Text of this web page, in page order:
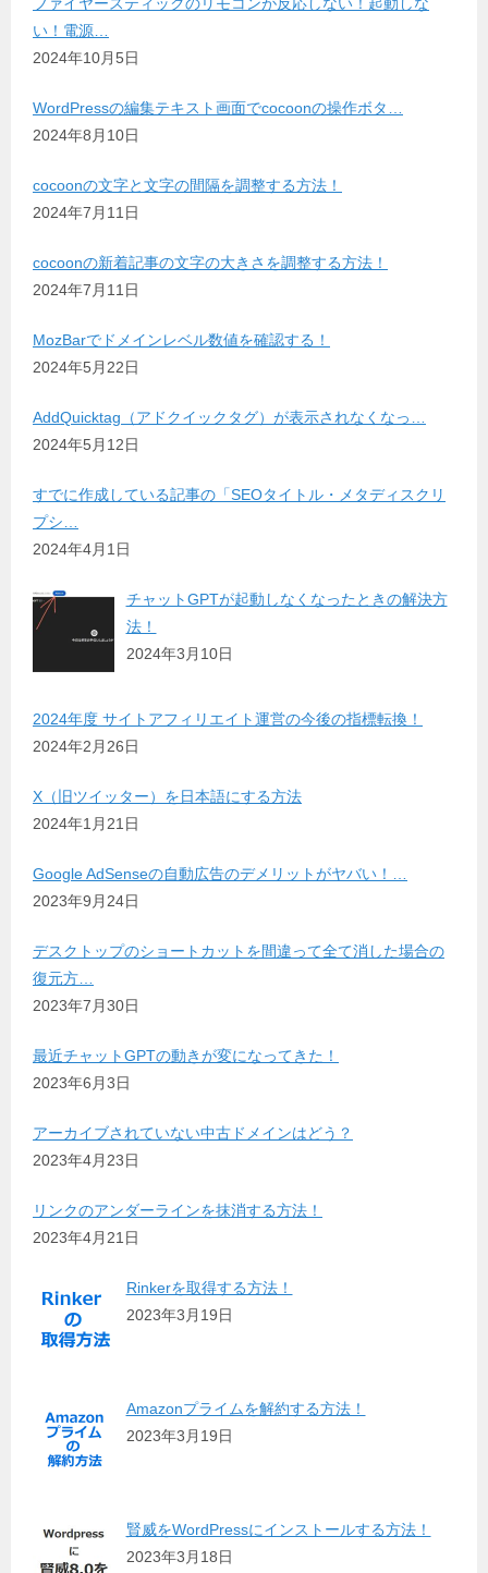
い！電源…
2024年10月5日
WordPressの編集テキスト画面でcocoonの操作ボタ…
2024年8月10日
cocoonの文字と文字の間隔を調整する方法！
2024年7月11日
cocoonの新着記事の文字の大きさを調整する方法！
2024年7月11日
MozBarでドメインレベル数値を確認する！
2024年5月22日
AddQuicktag（アドクイックタグ）が表示されなくなっ…
2024年5月12日
すでに作成している記事の「SEOタイトル・メタディスクリ
プシ…
2024年4月1日
チャットGPTが起動しなくなったときの解決方
法！
2024年3月10日
2024年度 サイトアフィリエイト運営の今後の指標転換！
2024年2月26日
X（旧ツイッター）を日本語にする方法
2024年1月21日
Google AdSenseの自動広告のデメリットがヤバい！…
2023年9月24日
デスクトップのショートカットを間違って全て消した場合の
復元方…
2023年7月30日
最近チャットGPTの動きが変になってきた！
2023年6月3日
アーカイブされていない中古ドメインはどう？
2023年4月23日
リンクのアンダーラインを抹消する方法！
2023年4月21日
Rinkerを取得する方法！
2023年3月19日
Amazonプライムを解約する方法！
2023年3月19日
賢威をWordPressにインストールする方法！
2023年3月18日